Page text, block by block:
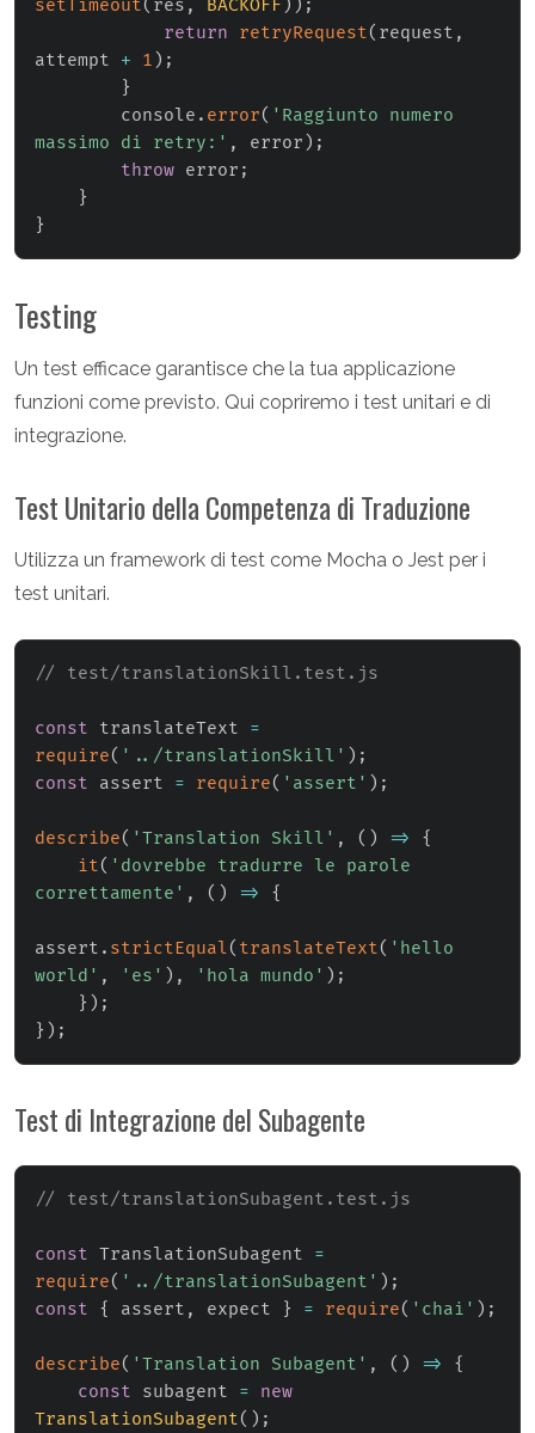
setTimeout( res , BACKOFF ) ) ;
return
retryRequest( request ,
attempt + 1 ) ;
}
        console
. error( 'Raggiunto numero
massimo di retry:' , error ) ;
throw error ;
}
}
Testing
Un test efficace garantisce che la tua applicazione
funzioni come previsto. Qui copriremo i test unitari e di
integrazione.
Test Unitario della Competenza di Traduzione
Utilizza un framework di test come Mocha o Jest per i
test unitari.
// test/translationSkill.test.js
const translateText =
require( '../translationSkill' ) ;
const assert = require( 'assert' ) ;
describe( 'Translation Skill' , ( ) =>
{
it( 'dovrebbe tradurre le parole
correttamente' , ( ) => {
assert . strictEqual( translateText( 'hello
world' , 'es' ) , 'hola mundo' ) ;
} ) ;
} ) ;
Test di Integrazione del Subagente
// test/translationSubagent.test.js
const TranslationSubagent =
require( '../translationSubagent' ) ;
const
{ assert , expect } = require( 'chai' ) ;
describe( 'Translation Subagent' , ( ) =>
{
const subagent =
new
TranslationSubagent( ) ;